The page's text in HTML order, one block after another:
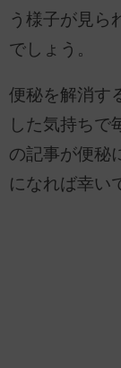
う様子が見ら
でしょう。
便秘を解消す
した気持ちで
の記事が便秘
になれば幸い